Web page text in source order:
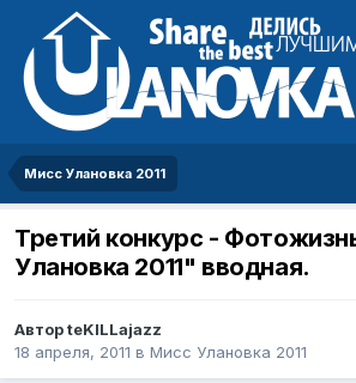
Мисс Улановка 2011
Третий конкурс -
Улановка 2011" вводная.
АвторteKILLajazz
18 апреля, 2011 в Мисс Улановка 2011